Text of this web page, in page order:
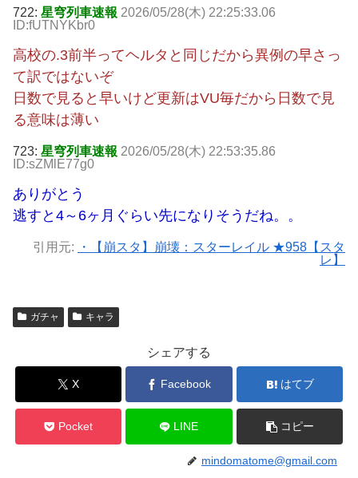
722: 星穹列車速報 2026/05/28(木) 22:25:33.06
ID:fUTNYKbr0
高校の.3前半ってヘルタと同じだから異例の早さっ
て訳ではないぞ
日数で見ると早いけど更新はVU毎だから日数で見
る意味は薄い
723: 星穹列車速報 2026/05/28(木) 22:53:35.86
ID:sZMlE77g0
ありがとう
逃すと4～6ヶ月ぐらい先になりそうだね。。
引用元:
・【崩スタ】崩壊：スターレイル ★958【スタ
レ】
ガチャ キャラ
シェアする
X Facebook はてブ
Pocket LINE コピー
mindomatome@gmail.com